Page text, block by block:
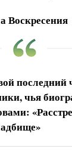
Воскресения
последний
чья